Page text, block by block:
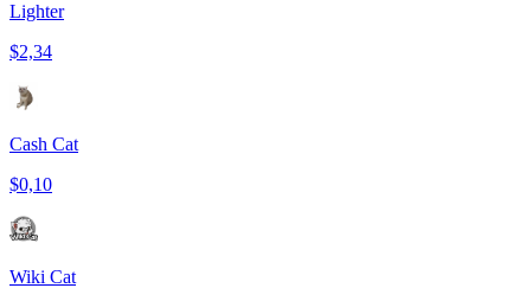
Lighter
$2,34
Cash Cat
$0,10
Wiki Cat